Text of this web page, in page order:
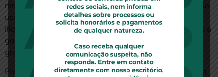
mercado, que não fosse de sistema Unimed, ela estaria
usando uma prática de mercado que, a nosso ver, é
ilícita. Todo dia tem consumidor ligando confuso para a
gente. Isso cria uma instabilidade de mercado muito
grande”, diz Barros.
Procurada, a Unimed Seguros disse que está ciente da